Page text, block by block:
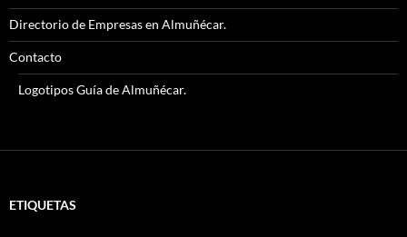
Directorio de Empresas en Almuñécar.
Contacto
Logotipos Guía de Almuñécar.
ETIQUETAS